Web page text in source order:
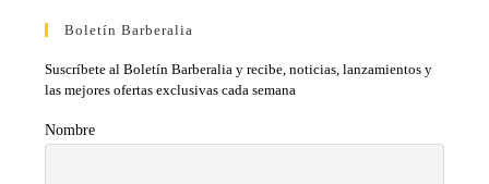
Boletín Barberalia
Suscríbete al Boletín Barberalia y recibe, noticias, lanzamientos y
las mejores ofertas exclusivas cada semana
Nombre